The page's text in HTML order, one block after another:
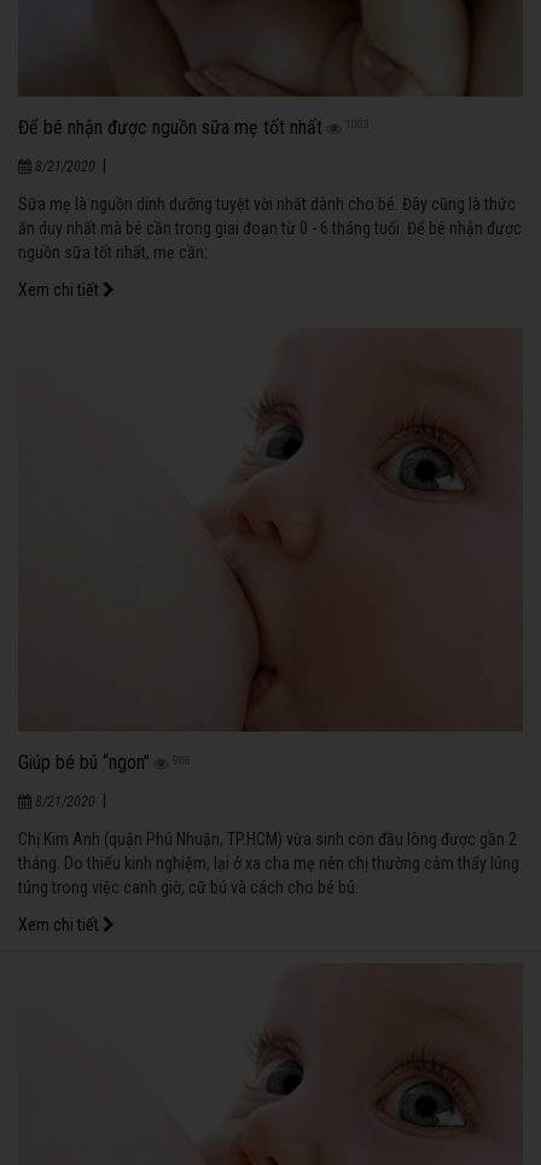
Để bé nhận được nguồn sữa mẹ tốt nhất 1003
8/21/2020
Sữa mẹ là nguồn dinh dưỡng tuyệt vời nhất dành cho bé. Đây cũng là thức
ăn duy nhất mà bé cần trong giai đoạn từ 0 - 6 tháng tuổi. Để bé nhận được
nguồn sữa tốt nhất, mẹ cần:
Xem chi tiết
Giúp bé bú “ngon” 988
8/21/2020
Chị Kim Anh (quận Phú Nhuận, TP.HCM) vừa sinh con đầu lòng được gần 2
tháng. Do thiếu kinh nghiệm, lại ở xa cha mẹ nên chị thường cảm thấy lúng
túng trong việc canh giờ, cữ bú và cách cho bé bú.
Xem chi tiết